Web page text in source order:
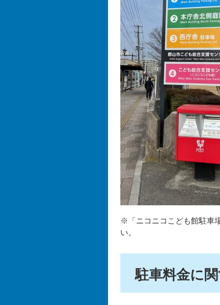
※「ニコニコこども館駐車
い。
駐車料金に